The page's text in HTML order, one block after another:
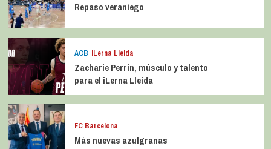
Repaso veraniego
ACB iLerna Lleida
Zacharie Perrin, músculo y talento
para el iLerna Lleida
FC Barcelona
Más nuevas azulgranas